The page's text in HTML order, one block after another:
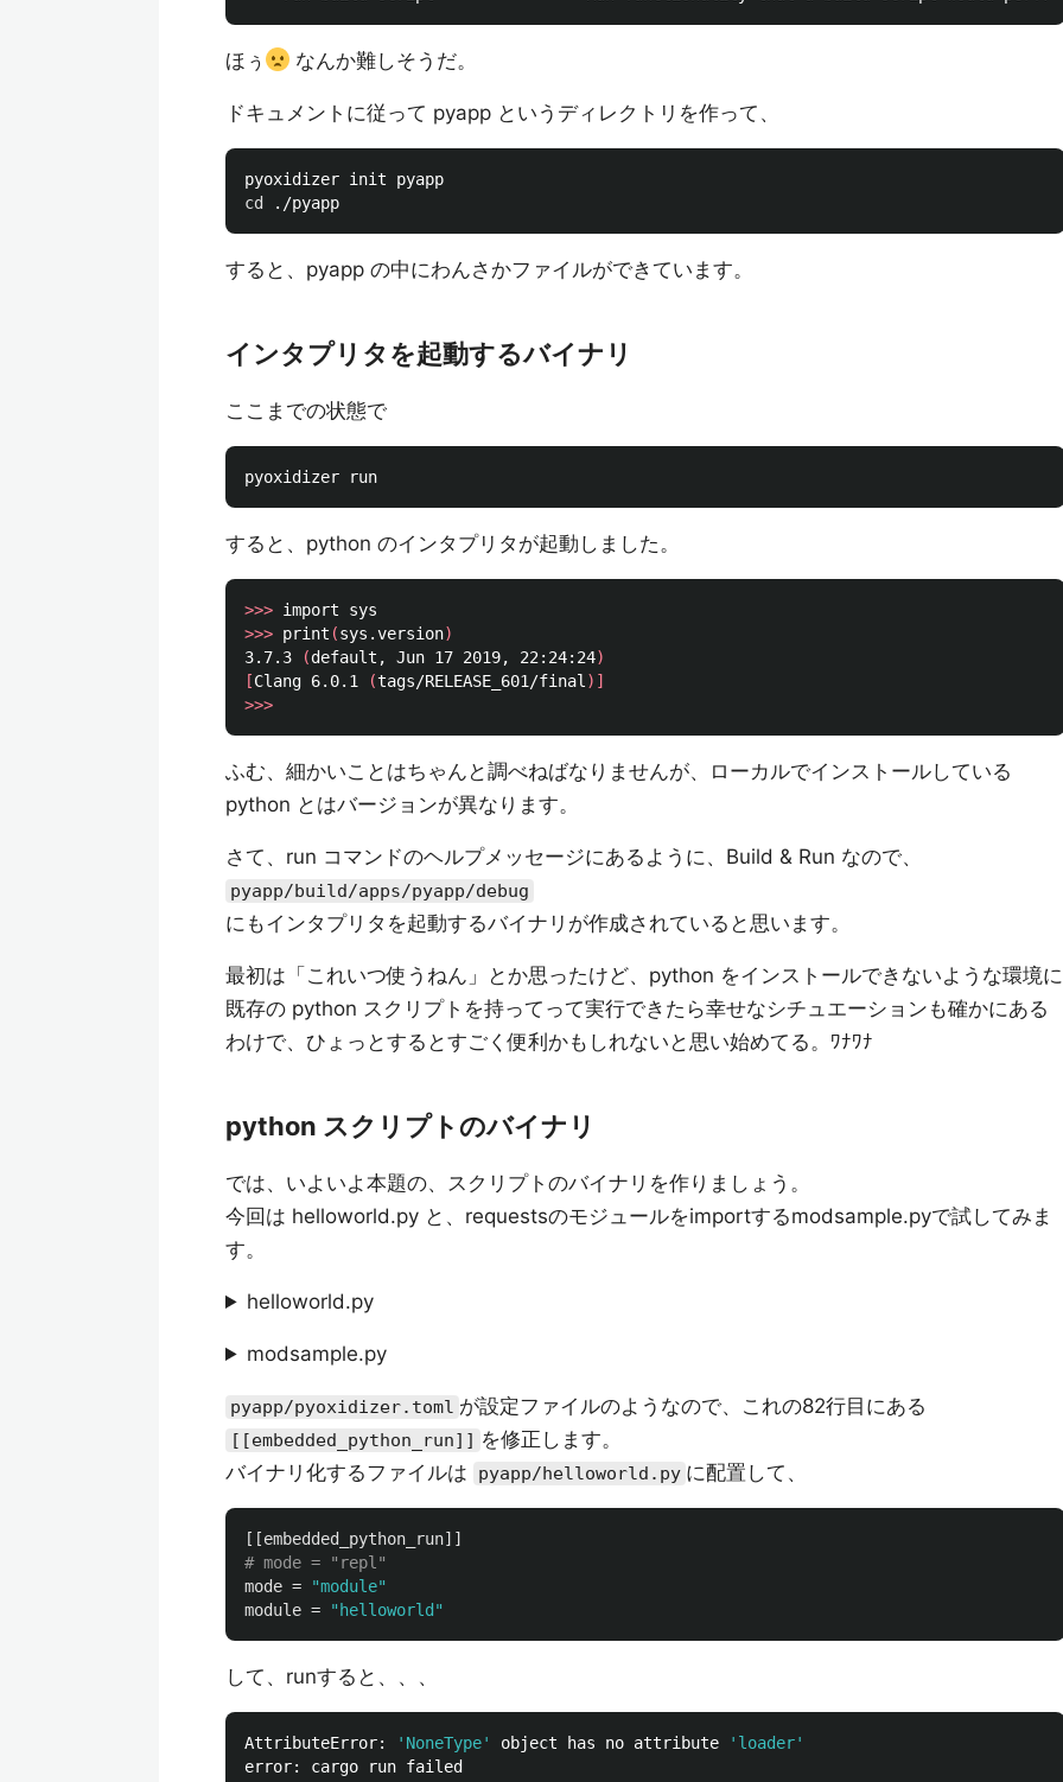
ほぅ なんか難しそうだ。
ドキュメントに従って pyapp というディレクトリを作って、
cd
すると、pyapp の中にわんさかファイルができています。
インタプリタを起動するバイナリ
ここまでの状態で
すると、python のインタプリタが起動しました。
>>>
>>> print (sys.version)
3.7.3
(default, Jun 17 2019, 22:24:24)
[Clang 6.0.1 (tags/RELEASE_601/final )]
>>>
ふむ、細かいことはちゃんと調べねばなりませんが、ローカルでインストールしている
python とはバージョンが異なります。
さて、run コマンドのヘルプメッセージにあるように、Build & Run なので、
pyapp/build/apps/pyapp/debug
にもインタプリタを起動するバイナリが作成されていると思います。
最初は「これいつ使うねん」とか思ったけど、python をインストールできないような環境に
既存の python スクリプトを持ってって実行できたら幸せなシチュエーションも確かにある
わけで、ひょっとするとすごく便利かもしれないと思い始めてる。ﾜﾅﾜﾅ
python スクリプトのバイナリ
では、いよいよ本題の、スクリプトのバイナリを作りましょう。
今回は helloworld.py と、requestsのモジュールをimportするmodsample.pyで試してみま
す。
helloworld.py
modsample.py
pyapp/pyoxidizer.toml が設定ファイルのようなので、これの82行目にある
[[embedded_python_run]] を修正します。
バイナリ化するファイルは
pyapp/helloworld.py に配置して、
[[embedded_python_run]]
# mode = "repl"
mode =
"module"
module = "helloworld"
して、runすると、、、
AttributeError: 'NoneType' object has no attribute
'loader'